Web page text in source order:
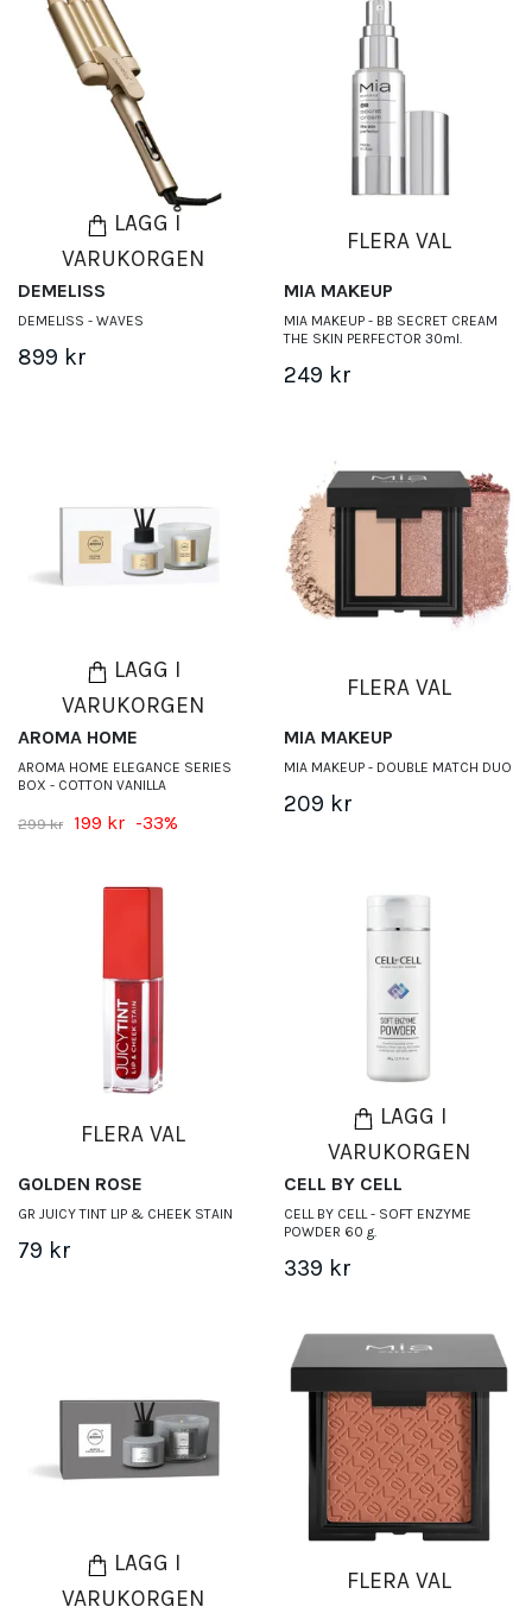
LÄGG I
VARUKORGEN
DEMELISS
DEMELISS - WAVES
899 kr
FLERA VAL
MIA MAKEUP
MIA MAKEUP - BB SECRET CREAM
THE SKIN PERFECTOR 30ml.
249 kr
LÄGG I
VARUKORGEN
AROMA HOME
AROMA HOME ELEGANCE SERIES
BOX - COTTON VANILLA
299 kr 199 kr -33%
FLERA VAL
MIA MAKEUP
MIA MAKEUP - DOUBLE MATCH DUO
209 kr
FLERA VAL
GOLDEN ROSE
GR JUICY TINT LIP & CHEEK STAIN
79 kr
LÄGG I
VARUKORGEN
CELL BY CELL
CELL BY CELL - SOFT ENZYME
POWDER 60 g.
339 kr
LÄGG I
VARUKORGEN
FLERA VAL